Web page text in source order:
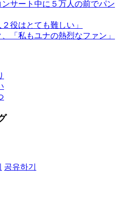
サート中に５万人の前でパン
役はとても難しい」
「私もユナの熱烈なファン」
공유하기